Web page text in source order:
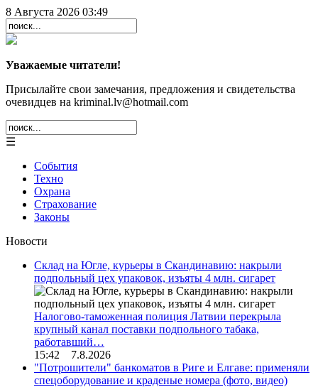
8 Августа 2026 03:49
Уважаемые читатели!
Присылайте свои замечания, предложения и свидетельства
очевидцев на kriminal.lv@hotmail.com
☰
События
Техно
Охрана
Страхование
Законы
Новости
Склад на Югле, курьеры в Скандинавию: накрыли
подпольный цех упаковок, изъяты 4 млн. сигарет
Налогово-таможенная полиция Латвии перекрыла
крупный канал поставки подпольного табака,
работавший…
15:42 7.8.2026
"Потрошители" банкоматов в Риге и Елгаве: применяли
спецоборудование и краденые номера (фото, видео)